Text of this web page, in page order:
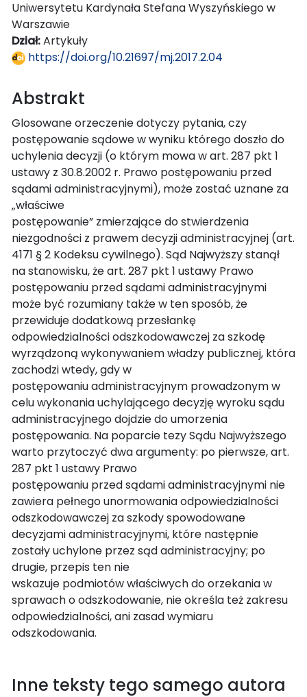
Uniwersytetu Kardynała Stefana Wyszyńskiego w
Warszawie
Dział:Artykuły
https://doi.org/10.21697/mj.2017.2.04
Abstrakt
Glosowane orzeczenie dotyczy pytania, czy
postępowanie sądowe w wyniku którego doszło do
uchylenia decyzji (o którym mowa w art. 287 pkt 1
ustawy z 30.8.2002 r. Prawo postępowaniu przed
sądami administracyjnymi), może zostać uznane za
„właściwe
postępowanie” zmierzające do stwierdzenia
niezgodności z prawem decyzji administracyjnej (art.
4171 § 2 Kodeksu cywilnego). Sąd Najwyższy stanął
na stanowisku, że art. 287 pkt 1 ustawy Prawo
postępowaniu przed sądami administracyjnymi
może być rozumiany także w ten sposób, że
przewiduje dodatkową przesłankę
odpowiedzialności odszkodowawczej za szkodę
wyrządzoną wykonywaniem władzy publicznej, która
zachodzi wtedy, gdy w
postępowaniu administracyjnym prowadzonym w
celu wykonania uchylającego decyzję wyroku sądu
administracyjnego dojdzie do umorzenia
postępowania. Na poparcie tezy Sądu Najwyższego
warto przytoczyć dwa argumenty: po pierwsze, art.
287 pkt 1 ustawy Prawo
postępowaniu przed sądami administracyjnymi nie
zawiera pełnego unormowania odpowiedzialności
odszkodowawczej za szkody spowodowane
decyzjami administracyjnymi, które następnie
zostały uchylone przez sąd administracyjny; po
drugie, przepis ten nie
wskazuje podmiotów właściwych do orzekania w
sprawach o odszkodowanie, nie określa też zakresu
odpowiedzialności, ani zasad wymiaru
odszkodowania.
Inne teksty tego samego autora